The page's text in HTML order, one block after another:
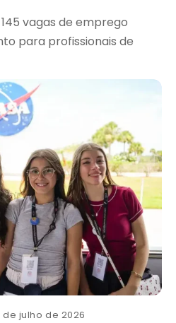
vagas de emprego
para profissionais de
de julho de 2026